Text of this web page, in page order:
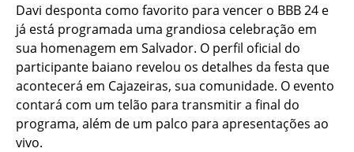
Davi desponta como favorito para vencer o BBB 24 e
já está programada uma grandiosa celebração em
sua homenagem em Salvador. O perfil oficial do
participante baiano revelou os detalhes da festa que
acontecerá em Cajazeiras, sua comunidade. O evento
contará com um telão para transmitir a final do
programa, além de um palco para apresentações ao
vivo.